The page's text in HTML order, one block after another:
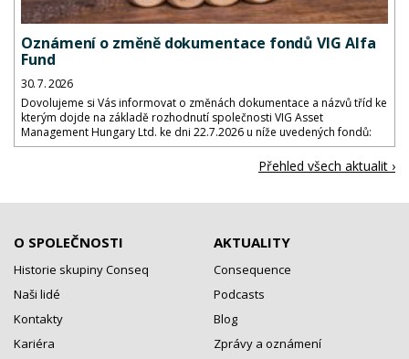
Oznámení o změně dokumentace fondů VIG Alfa
Fund
30. 7. 2026
Dovolujeme si Vás informovat o změnách dokumentace a názvů tříd ke
kterým dojde na základě rozhodnutí společnosti VIG Asset
Management Hungary Ltd. ke dni 22.7.2026 u níže uvedených fondů:
Přehled všech aktualit ›
O SPOLEČNOSTI
Historie skupiny Conseq
Naši lidé
Kontakty
Kariéra
AKTUALITY
Consequence
Podcasts
Blog
Zprávy a oznámení